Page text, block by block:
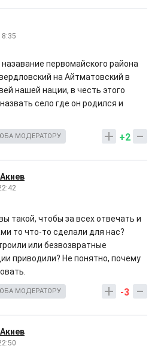
первомайского района
на Айтматовский в
нашей нации, в честь этого
село где он родился и
+2
МОДЕРАТОРУ
такой, чтобы за всех отвечать и
то что-то сделали для нас?
или безвозвратные
приводили? Не понятно, почему
-3
МОДЕРАТОРУ